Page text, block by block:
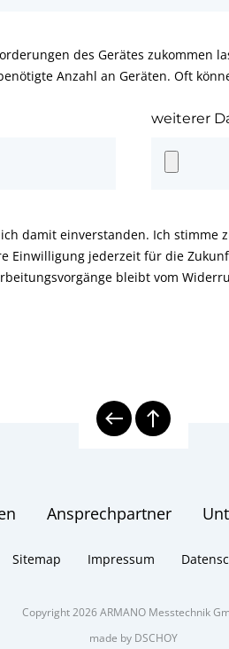
des Gerätes
Anzahl an Geräten. Oft
weiterer
damit einverstanden. Ich stimme
Einwilligung jederzeit für die
bleibt vom
Ansprechpartner
Sitemap Impressum
Copyright 2026 ARMANO Messtechnik
made by DSCHOY